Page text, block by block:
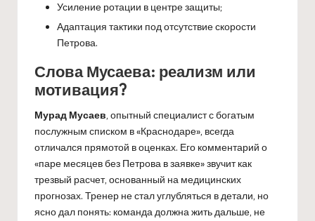
Усиление ротации в центре защиты;
Адаптация тактики под отсутствие скорости
Петрова.
Слова Мусаева: реализм или
мотивация?
Мурад Мусаев, опытный специалист с богатым
послужным списком в «Краснодаре», всегда
отличался прямотой в оценках. Его комментарий о
«паре месяцев без Петрова в заявке» звучит как
трезвый расчет, основанный на медицинских
прогнозах. Тренер не стал углубляться в детали, но
ясно дал понять: команда должна жить дальше, не